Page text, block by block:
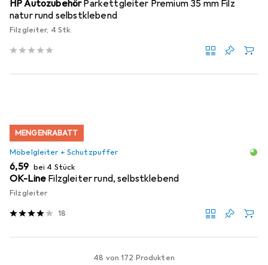
HP AutozubehörParkettgleiter Premium 35 mm Filz
natur rund selbstklebend
Filzgleiter, 4 Stk.
MENGENRABATT
Möbelgleiter + Schutzpuffer
EUR
6,59 bei 4 Stück
OK-Line Filzgleiter rund, selbstklebend
Filzgleiter
18
48 von 172 Produkten